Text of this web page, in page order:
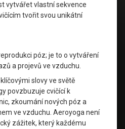
vytvářet vlastní sekvence
tvořit svou unikátní
póz; je to o vytváření
a projevů ve vzduchu.
slovy ve světě
povzbuzuje cvičící k
zkoumání nových póz a
ve vzduchu. Aeroyoga není
zážitek, který každému